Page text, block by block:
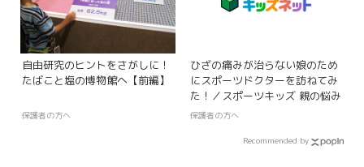
自由研究のヒントをさがしに！
たばこと塩の博物館へ【前編】
保護者の方へ
ひざの痛みが治らない娘のため
にスポーツドクターを訪ねてみ
た！／スポーツキッズ 親の悩み
保護者の方へ
Recommended by